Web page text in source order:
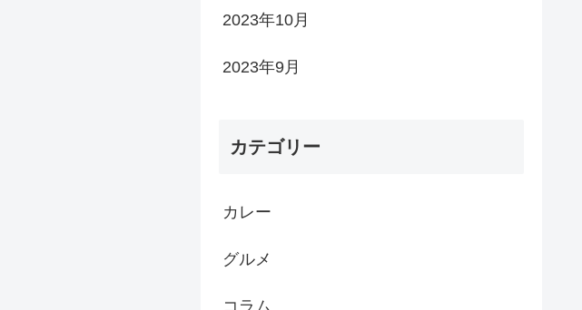
2023年10月
2023年9月
カテゴリー
カレー
グルメ